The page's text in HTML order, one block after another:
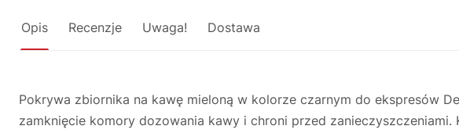
Opis Recenzje Uwaga! Dostawa
Pokrywa zbiornika na kawę mieloną w kolorze czarnym do ekspresów
zamknięcie komory dozowania kawy i chroni przed zanieczyszczeniami.